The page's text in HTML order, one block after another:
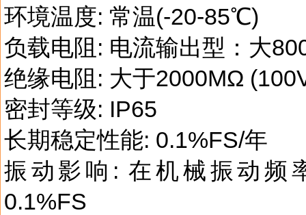
环境温度: 常温(-20-85℃)
负载电阻: 电流输出型：大
绝缘电阻: 大于2000MΩ
密封等级: IP65
长期稳定性能: 0.1%FS/年
振动影响: 在机械振动频
0.1%FS